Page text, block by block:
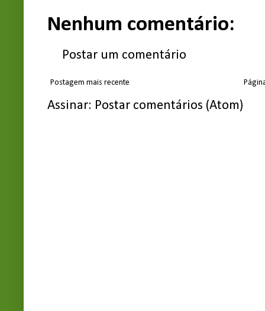
Nenhum comentário:
Postar um comentário
Postagem mais recente
Assinar: Postar comentários (Atom)